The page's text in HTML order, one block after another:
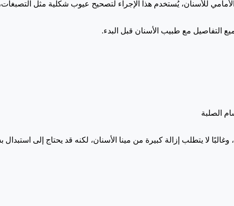
للأسنان، يُستخدم هذا الإجراء لتصحيح عيوب شكلية مثل
التفاصيل مع طبيب الأسنان قبل البدء.
الصلبة
لا يتطلب إزالة كبيرة من مينا الأسنان، لكنه قد يحتاج إلى